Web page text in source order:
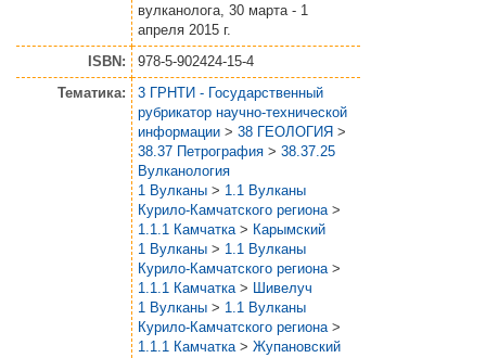
вулканолога, 30 марта - 1
апреля 2015 г.
ISBN:
978-5-902424-15-4
Тематика:
3 ГРНТИ - Государственный
рубрикатор научно-технической
информации > 38 ГЕОЛОГИЯ >
38.37 Петрография > 38.37.25
Вулканология
1 Вулканы > 1.1 Вулканы
Курило-Камчатского региона >
1.1.1 Камчатка > Карымский
1 Вулканы > 1.1 Вулканы
Курило-Камчатского региона >
1.1.1 Камчатка > Шивелуч
1 Вулканы > 1.1 Вулканы
Курило-Камчатского региона >
1.1.1 Камчатка > Жупановский